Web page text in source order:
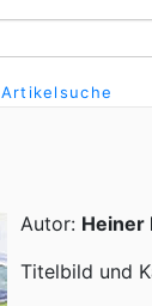
Artikelsuche
Autor: Heiner
Titelbild und